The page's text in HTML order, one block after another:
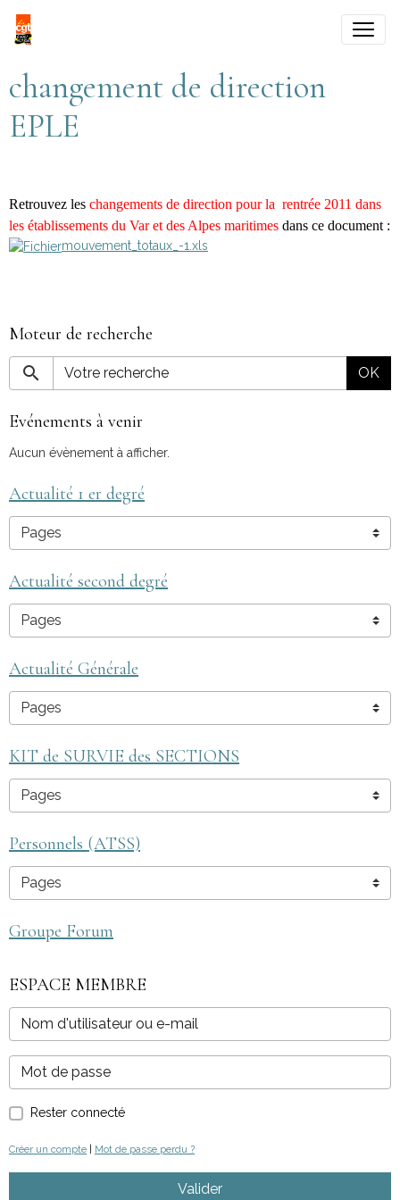
changement de direction
EPLE
Retrouvez les changements de direction pour la rentrée 2011 dans
les établissements du Var et des Alpes maritimes dans ce document :
mouvement_totaux_-1.xls
Moteur de recherche
OK
Evénements à venir
Aucun évènement à afficher.
Actualité 1 er degré
Actualité second degré
Actualité Générale
KIT de SURVIE des SECTIONS
Personnels (ATSS)
Groupe Forum
ESPACE MEMBRE
Rester connecté
Créer un compte | Mot de passe perdu ?
Valider